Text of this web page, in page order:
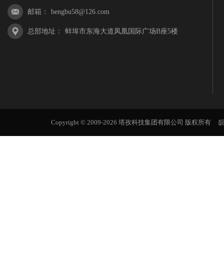
邮箱 ： bengbu58@126.com
总部地址 ： 蚌埠市东海大道凤凰国际广场B座5楼
Copyright © 2009-2026 塔孜科技集团有限公司 版权所有